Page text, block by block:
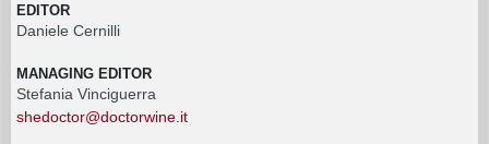
EDITOR
Daniele Cernilli
MANAGING EDITOR
Stefania Vinciguerra
shedoctor@doctorwine.it